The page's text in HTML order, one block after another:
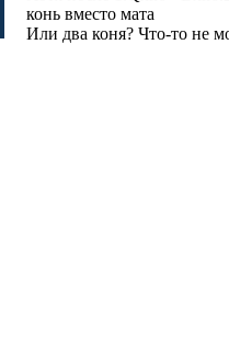
конь вместо мата
Или два коня? Что-то не